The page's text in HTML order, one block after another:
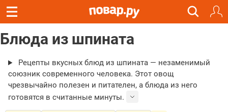
Блюда из шпината
Рецепты вкусных блюд из шпината — незаменимый
союзник современного человека. Этот овощ
чрезвычайно полезен и питателен, а блюда из него
готовятся в считанные минуты.